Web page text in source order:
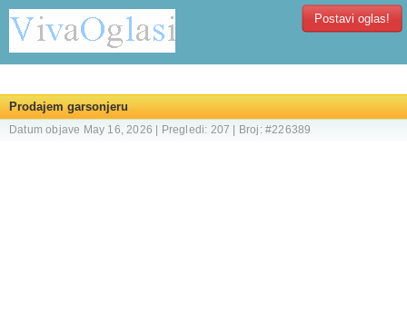
Postavi oglas!
Prodajem garsonjeru
Datum objave May 16, 2026 | Pregledi: 207 | Broj: #226389